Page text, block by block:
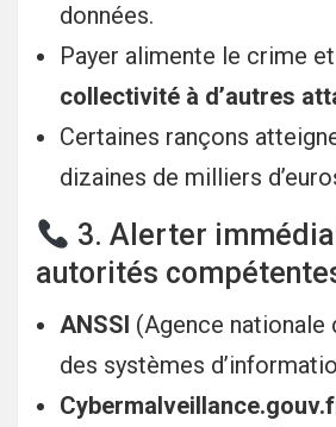
données.
Payer alimente le crime et
collectivité à d’autres
Certaines rançons
dizaines de milliers
3. Alerter
autorités
ANSSI (Agence nationale
des systèmes